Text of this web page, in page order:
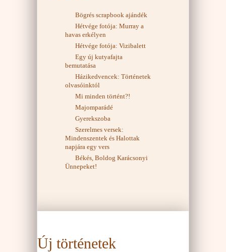
Bögrés scrapbook ajándék
Hétvége fotója: Murray a
havas erkélyen
Hétvége fotója: Vizibalett
Egy új kutyafajta
bemutatása
Házikedvencek: Történetek
olvasóinktól
Mi minden történt?!
Majomparádé
Gyerekszoba
Szerelmes versek:
Mindenszentek és Halottak
napjára egy vers
Békés, Boldog Karácsonyi
Ünnepeket!
Új történetek